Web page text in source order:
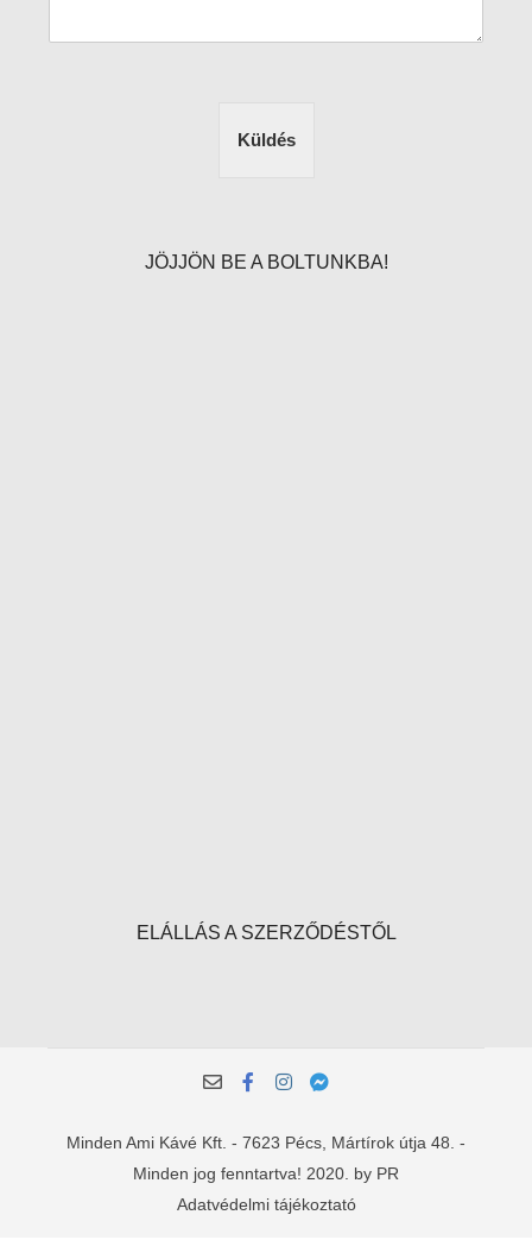
Küldés
JÖJJÖN BE A BOLTUNKBA!
ELÁLLÁS A SZERZŐDÉSTŐL
Minden Ami Kávé Kft. - 7623 Pécs, Mártírok útja 48. -
Minden jog fenntartva! 2020. by PR
Adatvédelmi tájékoztató